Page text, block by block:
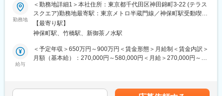
駅、牛田駅(東京都)、板橋区役所前駅、京王八王子駅、北品川駅、
赤羽岩淵駅、新宿駅(東京メトロ)、東池袋駅、不動前駅、住吉駅
(東京都)、六本木一丁目駅、布田駅、稲荷町駅(東京都)、立川北
駅、三越前駅、二重橋前駅、桜街道駅、京成船橋駅、京成千葉
高島駅、京急川崎駅、北茅ケ崎駅、和田塚駅、入谷駅(神奈川県)、
逗子・葉山駅、西松本駅、岩村田駅、南豊科駅、志貴野中学校前
新可児駅、ＪＲ河内永和駅、大阪梅田駅(阪急線)、九条駅(京都
オフィスへの出社、テレワークを問わず、時差出勤制度を取り入
れています。社員は、始業時刻を5:00～11:00の間で選択できま
す。
（4）ワークライフバランス
年に2回の業界一斉ノー残業デーも主導しています。
ト業界のリーディングカンパニー。
■業務内容：
業界最大手・土木・建築系総合コンサルタントである当社にて、
防災全般に関する調査・計画（地域防災、危機管理、BCP、企業
防災等）を担当いただきます。
■ 業務内容
（1）インフラ防災・DX：河川、砂防、上下水、港湾、道路、鉄
DX推進
勤務地
＜勤務地詳細1＞本社住所：東京都千代田区神田錦町3-22 (テラス
スクエア)勤務地最寄駅：東京メトロ半蔵門線／神保町駅受動喫煙
対策：屋内全面禁煙＜勤務地詳細2＞全国事業所のいずれか住所：
47都道府県 受動喫煙対策：屋内全面禁煙変更の範囲：本文参照
【最寄り駅】
神保町駅、竹橋駅、新御茶ノ水駅
給与
＜予定年収＞650万円～900万円＜賃金形態＞月給制＜賃金内訳＞
月額（基本給）：270,000円～580,000円＜月給＞270,000円～
金額であり、選考を通じて上下する可能性があります。月給(月額)